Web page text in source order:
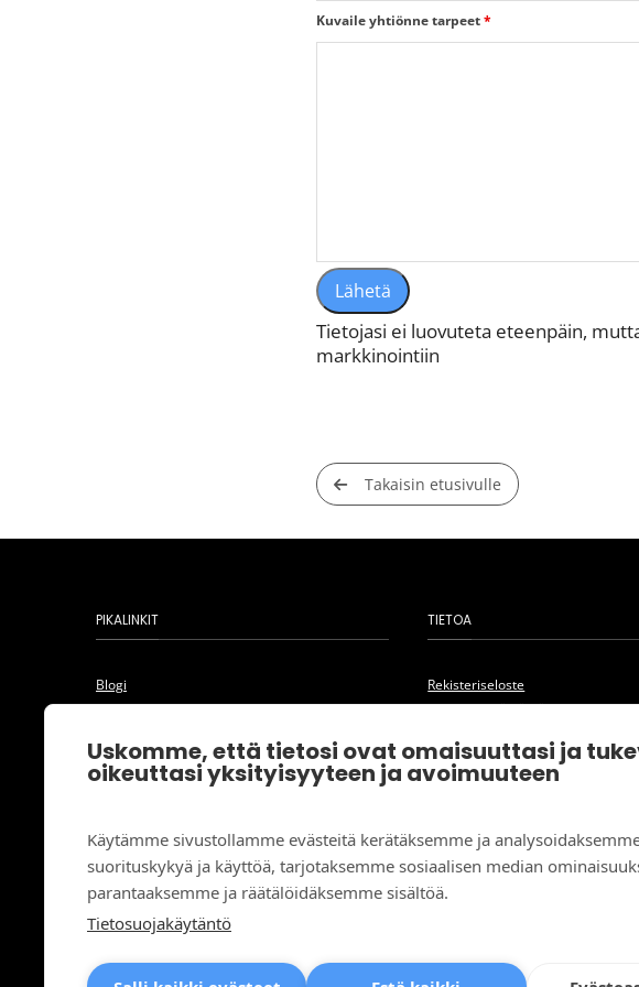
Uskomme, että tietosi ovat omaisuuttasi ja
oikeuttasi yksityisyyteen ja avoimuuteen
Käytämme sivustollamme evästeitä kerätäksemme ja
suorituskykyä ja käyttöä, tarjotaksemme sosiaalisen median
parantaaksemme ja räätälöidäksemme sisältöä.
Tietosuojakäytäntö
Kuvaile yhtiönne tarpeet*
Tietojasi ei luovuteta eteenpäin,
markkinointiin
Takaisin etusivulle
PIKALINKIT
Blogi
Oma tili
Yhteys
TIETOA
Rekisteriseloste
Yksityisyyskäytäntö